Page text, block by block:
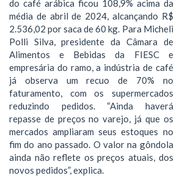
do café arábica ficou 108,9% acima da
média de abril de 2024, alcançando R$
2.536,02 por saca de 60 kg. Para Micheli
Polli Silva, presidente da Câmara de
Alimentos e Bebidas da FIESC e
empresária do ramo, a indústria de café
já observa um recuo de 70% no
faturamento, com os supermercados
reduzindo pedidos. “Ainda haverá
repasse de preços no varejo, já que os
mercados ampliaram seus estoques no
fim do ano passado. O valor na gôndola
ainda não reflete os preços atuais, dos
novos pedidos”, explica.